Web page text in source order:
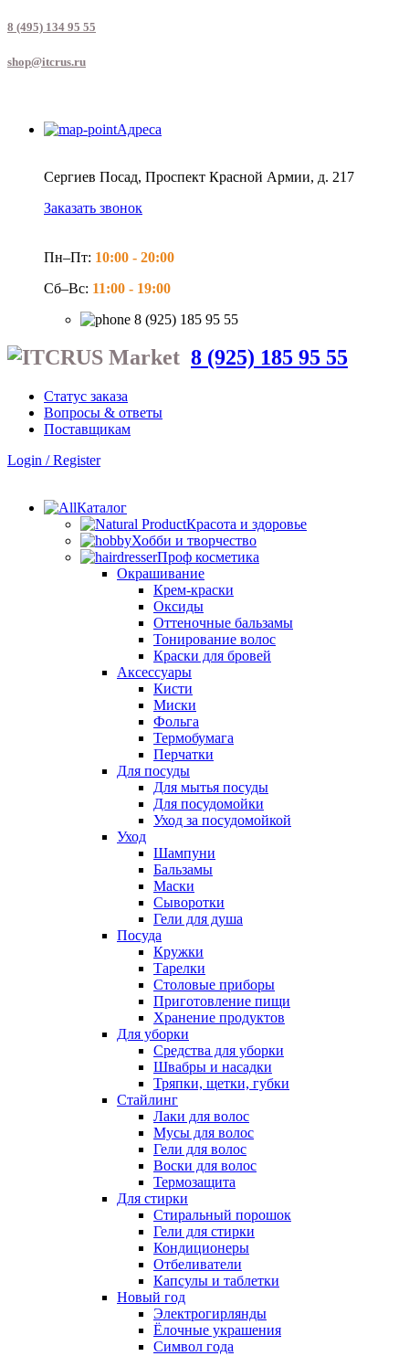
8 (495) 134 95 55
shop@itcrus.ru
Адреса
Сергиев Посад, Проспект Красной Армии, д. 217
Заказать звонок
Пн–Пт: 10:00 - 20:00
Сб–Вс: 11:00 - 19:00
8 (925) 185 95 55
8 (925) 185 95 55
Статус заказа
Вопросы & ответы
Поставщикам
Login / Register
Каталог
Красота и здоровье
Хобби и творчество
Проф косметика
Окрашивание
Крем-краски
Оксиды
Оттеночные бальзамы
Тонирование волос
Краски для бровей
Аксессуары
Кисти
Миски
Фольга
Термобумага
Перчатки
Для посуды
Для мытья посуды
Для посудомойки
Уход за посудомойкой
Уход
Шампуни
Бальзамы
Маски
Сыворотки
Гели для душа
Посуда
Кружки
Тарелки
Столовые приборы
Приготовление пищи
Хранение продуктов
Для уборки
Средства для уборки
Швабры и насадки
Тряпки, щетки, губки
Стайлинг
Лаки для волос
Мусы для волос
Гели для волос
Воски для волос
Термозащита
Для стирки
Стиральный порошок
Гели для стирки
Кондиционеры
Отбеливатели
Капсулы и таблетки
Новый год
Электрогирлянды
Ёлочные украшения
Символ года